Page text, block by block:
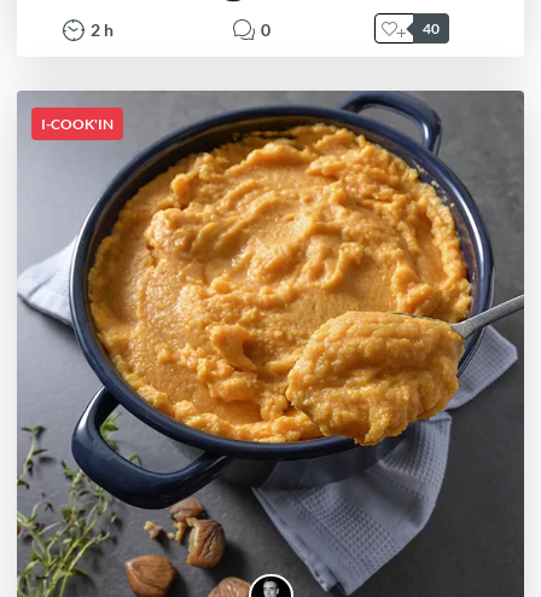
2 h 0 40
I-COOK'IN